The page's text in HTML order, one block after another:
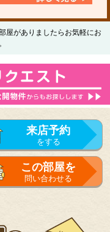
屋がありましたらお気軽にお
来店予約
をする
この部屋を
問い合わせる